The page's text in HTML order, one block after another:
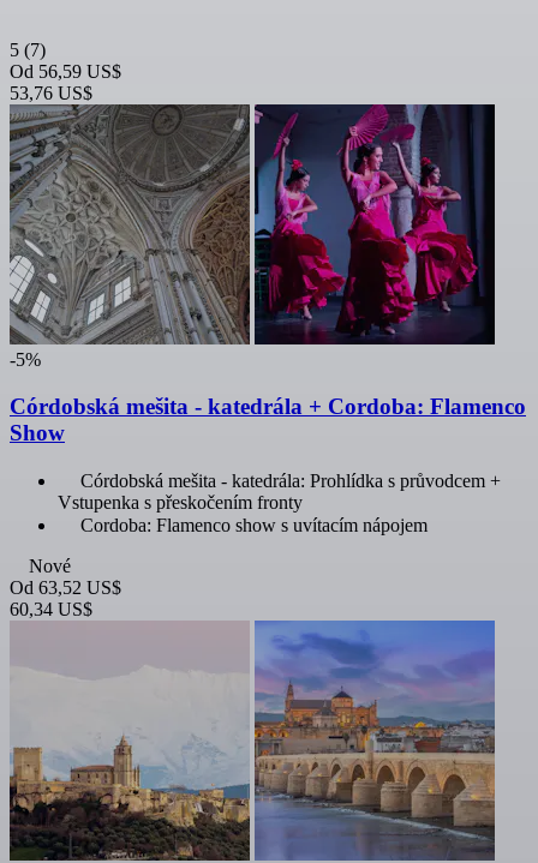
5 (7)
Od 56,59 US$
53,76 US$
-5%
Córdobská mešita - katedrála + Cordoba: Flamenco
Show
Córdobská mešita - katedrála: Prohlídka s průvodcem +
Vstupenka s přeskočením fronty
Cordoba: Flamenco show s uvítacím nápojem
Nové
Od 63,52 US$
60,34 US$